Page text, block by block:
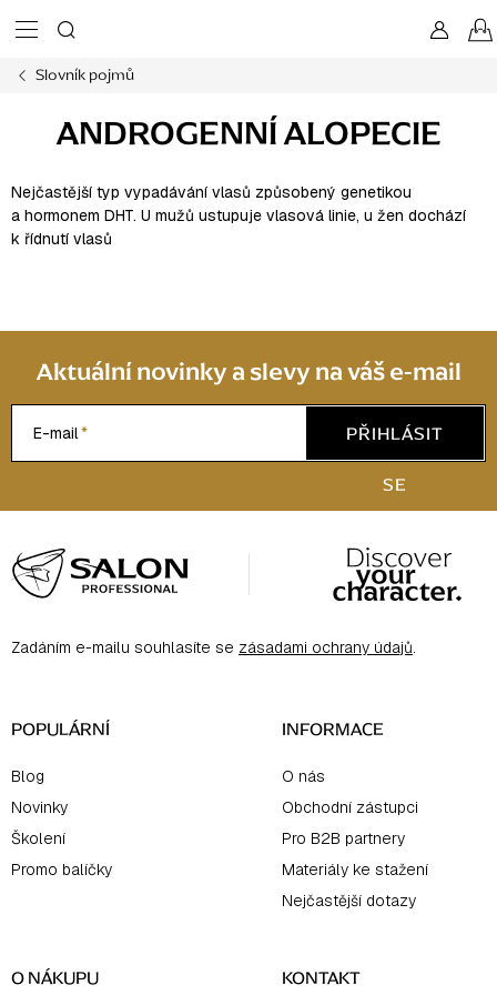
na
Slovník pojmů
ANDROGENNÍ ALOPECIE
Nejčastější typ vypadávání vlasů způsobený genetikou
a hormonem DHT. U mužů ustupuje vlasová linie, u žen dochází
k řídnutí vlasů
Aktuální novinky a slevy na váš e-mail
E-mail
PŘIHLÁSIT
SE
á
p
aZadáním e-mailu souhlasíte se zásadami ochrany údajů.
POPULÁRNÍ
Blog
Novinky
Školení
Promo balíčky
INFORMACE
O nás
Obchodní zástupci
Pro B2B partnery
Materiály ke stažení
Nejčastější dotazy
O NÁKUPU KONTAKT